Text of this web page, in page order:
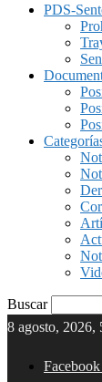
PDS-
Buscar
8 agosto, 2026,